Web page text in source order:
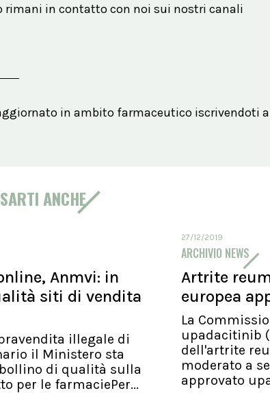
rimani in contatto con noi sui nostri canali
in ambito farmaceutico iscrivendoti
ANCHE
Anmvi: in
siti di vendita
illegale di
il Ministero sta
di qualità sulla
per le farmaciePer...
27/12/2019
ARCHIVIO NEWS
Artrite
europea
La
upadacitinib
dell'artrite
moderato a
approvato